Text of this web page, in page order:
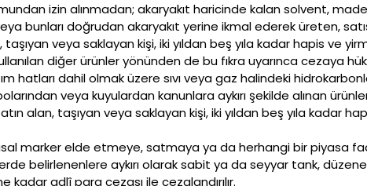
izin alınmadan; akaryakıt haricinde kalan solvent,
bunları doğrudan akaryakıt yerine ikmal ederek üreten,
veya saklayan kişi, iki yıldan beş yıla kadar hapis ve
diğer ürünler yönünden de bu fıkra uyarınca cezaya
hatları dahil olmak üzere sıvı veya gaz halindeki
veya kuyulardan kanunlara aykırı şekilde alınan
alan, taşıyan veya saklayan kişi, iki yıldan beş yıla kadar
marker elde etmeye, satmaya ya da herhangi bir piyasa
belirlenenlere aykırı olarak sabit ya da seyyar tank,
kadar adlî para cezası ile cezalandırılır.